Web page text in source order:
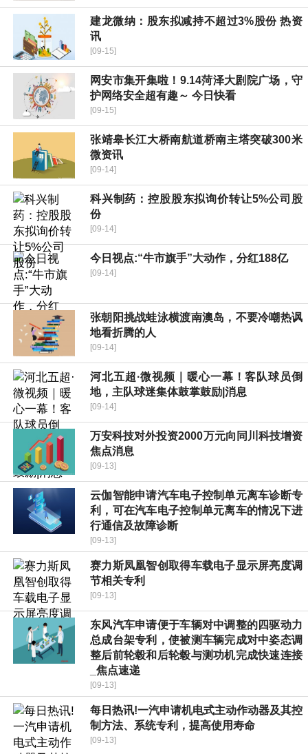
建龙微纳：股东拟减持不超过3%股份 热资
讯
[09-15]
网安市集开集啦！9.14菏泽大剧院广场，守
护网络安全超有趣～ 今日快看
[09-15]
张靖皋长江大桥南航道桥南主塔突破300米
微资讯
[09-14]
科兴制药：控股股东拟询价转让5%公司股
份
[09-14]
今日视点:“牛市旗手”大动作，分红188亿
[09-14]
张朝阳挑战蛙泳横渡南澳岛，不要冷嘲热讽
地看折腾的人
[09-14]
河北五超·微视频｜暖心一幕！客队球员倒
地，主队球迷集体鼓掌鼓励|消息
[09-14]
万安科技对外投资2000万元向同川科技增资
焦点消息
[09-13]
云伽智能申请汽车电子控制单元离车诊断专
利，可在汽车电子控制单元离车的情况下进
行通信及故障诊断
[09-13]
赛力斯凤凰智创取得车载电子显示屏亮度调
节相关专利
[09-13]
东风汽车申请便于车辆对中调整的四驱动力
总成台架专利，使被测车辆完成对中姿态调
整后前轮毂和后轮毂与测功机完成快速连接
_焦点速递
[09-13]
每日热讯!一汽申请机电式主动作动器及其控
制方法、系统专利，提高使用寿命
[09-13]